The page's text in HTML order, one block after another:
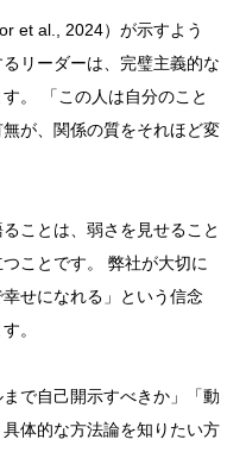
et al., 2024）が示すよう
リーダーは、完璧主義的な
。 「この人は自分のこと
が、関係の質をそれほど変
ことは、弱さを見せること
ことです。 弊社が大切に
せになれる」という信念
。
で自己開示すべきか」「動
体的な方法論を知りたい方